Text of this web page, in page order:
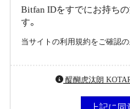
Bitfan IDをすでにお持ち
す。
当サイトの利用規約をご確認の
醍醐虎汰朗